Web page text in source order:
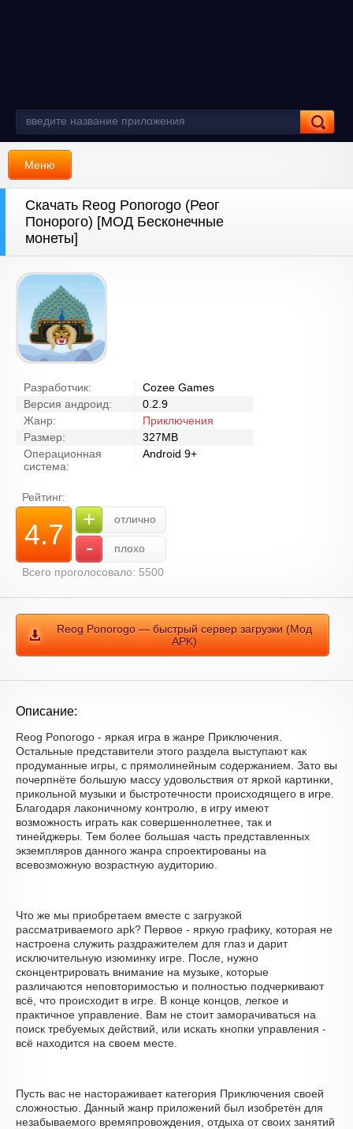
Меню
Скачать Reog Ponorogo (Реог
Понорого) [МОД Бесконечные
монеты]
Разработчик:
Cozee Games
Версия андроид:
0.2.9
Жанр:
Приключения
Размер:
327MB
Операционная
система:
Android 9+
Рейтинг:
4.7 + отлично
-
плохо
Всего проголосовало: 5500
Reog Ponorogo — быстрый сервер загрузки (Мод
APK)
Описание:
Reog Ponorogo - яркая игра в жанре Приключения.
Остальные представители этого раздела выступают как
продуманные игры, с прямолинейным содержанием. Зато вы
почерпнёте большую массу удовольствия от яркой картинки,
прикольной музыки и быстротечности происходящего в игре.
Благодаря лаконичному контролю, в игру имеют
возможность играть как совершеннолетнее, так и
тинейджеры. Тем более большая часть представленных
экземпляров данного жанра спроектированы на
всевозможную возрастную аудиторию.
Что же мы приобретаем вместе с загрузкой
рассматриваемого apk? Первое - яркую графику, которая не
настроена служить раздражителем для глаз и дарит
исключительную изюминку игре. После, нужно
сконцентрировать внимание на музыке, которые
различаются неповторимостью и полностью подчеркивают
всё, что происходит в игре. В конце концов, легкое и
практичное управление. Вам не стоит заморачиваться на
поиск требуемых действий, или искать кнопки управления -
всё находится на своем месте.
Пусть вас не настораживает категория Приключения своей
сложностью. Данный жанр приложений был изобретён для
незабываемого времяпровождения, отдыха от своих занятий